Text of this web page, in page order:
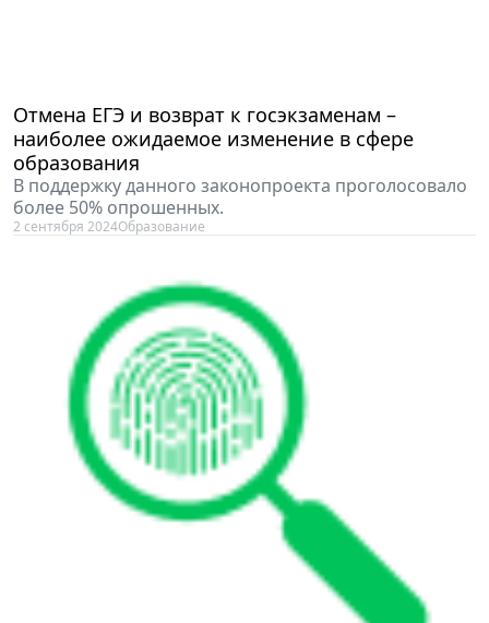
Отмена ЕГЭ и возврат к госэкзаменам –
наиболее ожидаемое изменение в сфере
образования
В поддержку данного законопроекта проголосовало
более 50% опрошенных.
2 сентября 2024Образование